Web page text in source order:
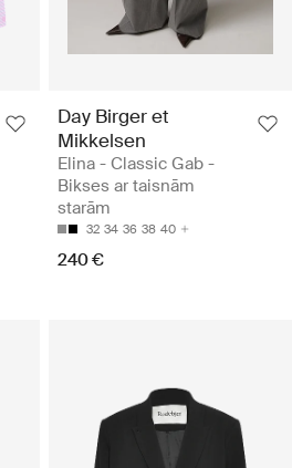
Day Birger et
Mikkelsen
Elina - Classic Gab -
Bikses ar taisnām
starām
32 34 36 38 40
240 €